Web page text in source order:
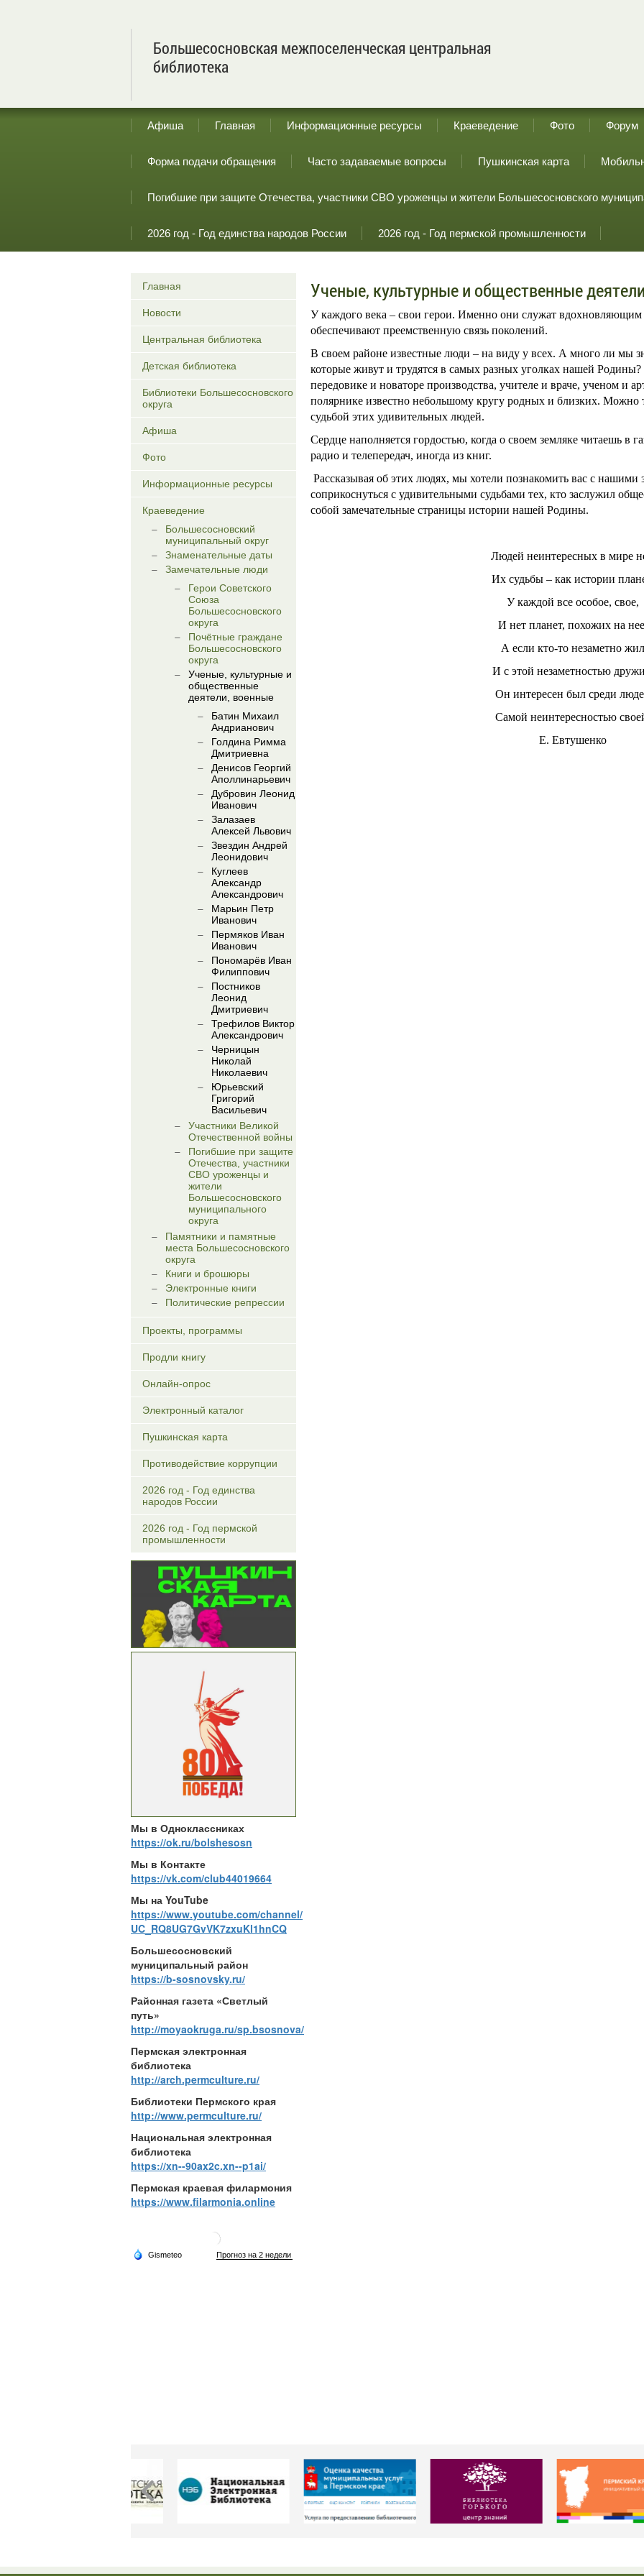
Большесосновская межпоселенческая центральная
библиотека
Афиша Главная Информационные ресурсы Краеведение Фото Форум
Форма подачи обращения Часто задаваемые вопросы Пушкинская карта
Погибшие при защите Отечества, участники СВО уроженцы и жители Большесосновского
2026 год - Год единства народов России 2026 год - Год пермской промышленности
Главная
Новости
Центральная библиотека
Детская библиотека
Библиотеки Большесосновского
округа
Афиша
Фото
Информационные ресурсы
Краеведение
Большесосновский
муниципальный округ
Знаменательные даты
Замечательные люди
Герои Советского
Союза
Большесосновского
округа
Почётные граждане
Большесосновского
округа
Ученые, культурные и
общественные
деятели, военные
Батин Михаил
Андрианович
Голдина Римма
Дмитриевна
Денисов Георгий
Аполлинарьевич
Дубровин Леонид
Иванович
Залазаев
Алексей Львович
Звездин Андрей
Леонидович
Куглеев
Александр
Александрович
Марьин Петр
Иванович
Пермяков Иван
Иванович
Пономарёв Иван
Филиппович
Постников
Леонид
Дмитриевич
Трефилов Виктор
Александрович
Черницын
Николай
Николаевич
Юрьевский
Григорий
Васильевич
Участники Великой
Отечественной войны
Погибшие при защите
Отечества, участники
СВО уроженцы и
жители
Большесосновского
муниципального
округа
Памятники и памятные
места Большесосновского
округа
Книги и брошюры
Электронные книги
Политические репрессии
Проекты, программы
Продли книгу
Онлайн-опрос
Электронный каталог
Пушкинская карта
Противодействие коррупции
2026 год - Год единства
народов России
2026 год - Год пермской
промышленности
Мы в Одноклассниках
https://ok.ru/bolshesosn
Мы в Контакте
https://vk.com/club44019664
Мы на YouTube
https://www.youtube.com/channel/
UC_RQ8UG7GvVK7zxuKl1hnCQ
Большесосновский
муниципальный район
https://b-sosnovsky.ru/
Районная газета «Светлый
путь»
http://moyaokruga.ru/sp.bsosnova/
Пермская электронная
библиотека
http://arch.permculture.ru/
Библиотеки Пермского края
http://www.permculture.ru/
Национальная электронная
библиотека
https://xn--90ax2c.xn--p1ai/
Пермская краевая филармония
https://www.filarmonia.online
Ученые, культурные и общественные
У каждого века – свои герои. Именно они служат
обеспечивают преемственную связь поколений.
В своем районе известные люди – на виду у всех. А много ли мы
которые живут и трудятся в самых разных уголках нашей
передовике и новаторе производства, учителе и враче, ученом и
полярнике известно небольшому кругу родных и близких. Можно
судьбой этих удивительных людей.
Сердце наполняется гордостью, когда о своем земляке читаешь в
радио и телепередач, иногда из книг.
Рассказывая об этих людях, мы хотели познакомить вас с нашими
соприкоснуться с удивительными судьбами тех, кто заслужил
собой замечательные страницы истории нашей Родины.
Людей неинтересных в мире
Их судьбы – как истории
У каждой все особое, свое,
И нет планет, похожих на
А если кто-то незаметно жил
И с этой незаметностью
Он интересен был среди
Самой неинтересностью
Е. Евтушенко